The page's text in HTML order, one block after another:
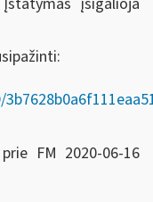
FM 2020-06-16